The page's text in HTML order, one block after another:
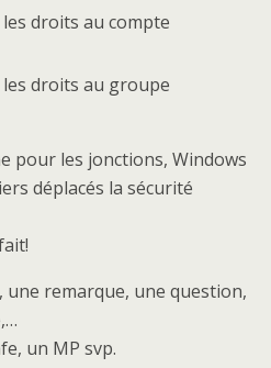
droits au compte
droits au groupe
pour les jonctions, Windows
déplacés la sécurité
remarque, une question,
un MP svp.